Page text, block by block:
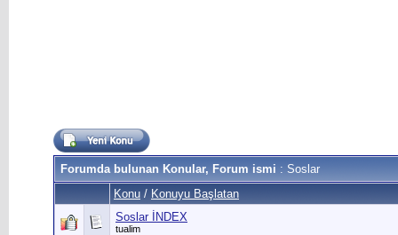
Forumda bulunan Konular, Forum ismi : Soslar
Konu / Konuyu Başlatan
Soslar İNDEX
tualim